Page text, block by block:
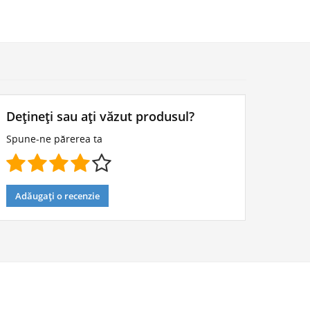
Dețineți sau ați văzut produsul?
Spune-ne părerea ta
Adăugați o recenzie